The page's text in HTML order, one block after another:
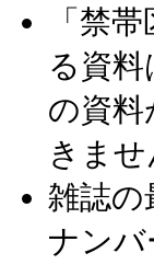
「禁
る資
の資料
きま
雑誌の
ナン